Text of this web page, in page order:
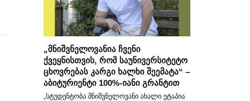
„მნიშვნელოვანია ჩვენი
ქვეყნისთვის, რომ საუნივერსიტეტო
ცხოვრებას კარგი ხალხი შეემატა“ –
აბიტურიენტი 100%-იანი გრანტით
„სტუდენტობა მნიშვნელოვანი ახალი ეტაპია